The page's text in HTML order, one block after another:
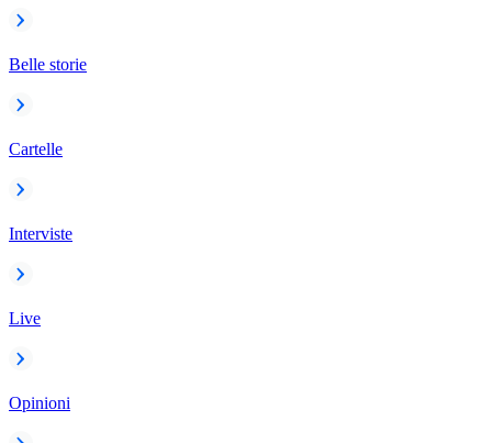
Belle storie
Cartelle
Interviste
Live
Opinioni